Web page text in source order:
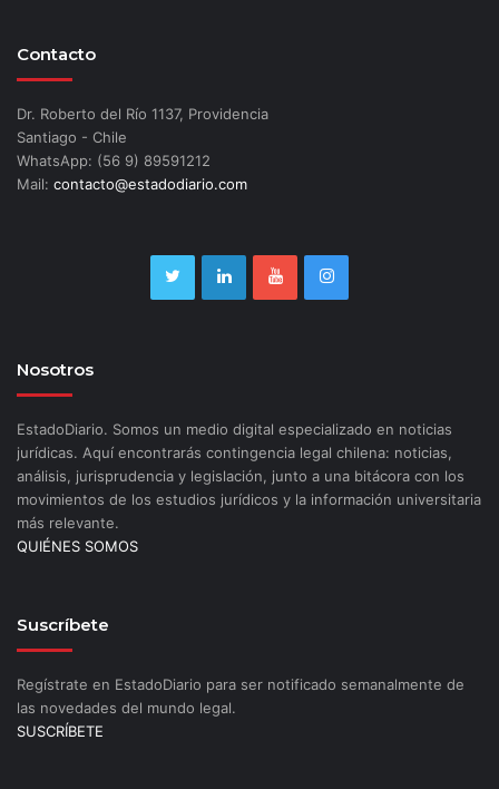
Contacto
Dr. Roberto del Río 1137, Providencia
Santiago - Chile
WhatsApp: (56 9) 89591212
Mail: contacto@estadodiario.com
Nosotros
EstadoDiario. Somos un medio digital especializado en noticias
jurídicas. Aquí encontrarás contingencia legal chilena: noticias,
análisis, jurisprudencia y legislación, junto a una bitácora con los
movimientos de los estudios jurídicos y la información universitaria
más relevante.
QUIÉNES SOMOS
Suscríbete
Regístrate en EstadoDiario para ser notificado semanalmente de
las novedades del mundo legal.
SUSCRÍBETE